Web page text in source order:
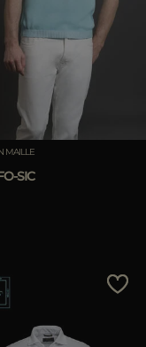
MAILLE
SIC